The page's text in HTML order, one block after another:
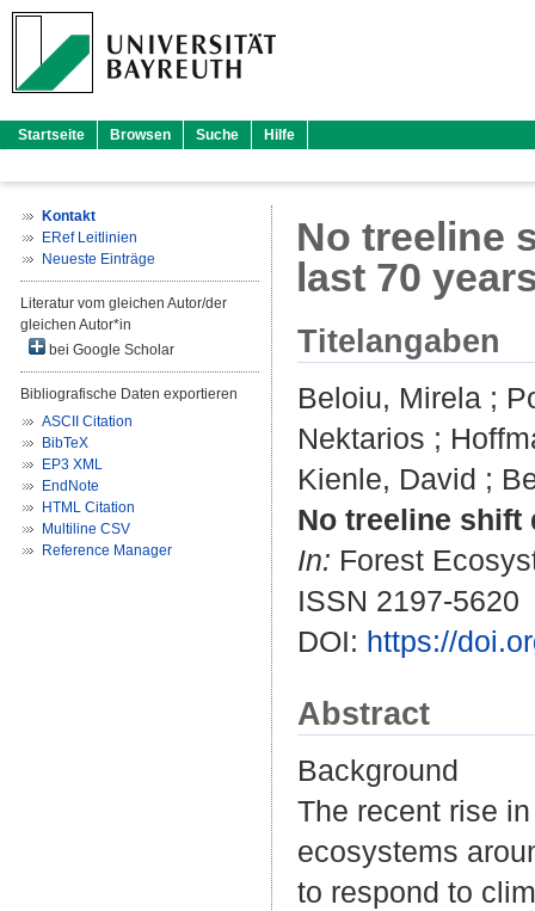
Startseite Browsen Suche Hilfe
Kontakt
ERef Leitlinien
Neueste Einträge
Literatur vom gleichen Autor/der
gleichen Autor*in
bei Google Scholar
Bibliografische Daten exportieren
ASCII Citation
BibTeX
EP3 XML
EndNote
HTML Citation
Multiline CSV
Reference Manager
No treeline
last 70
Titelangaben
Beloiu, Mirela ;
Nektarios ;
Kienle, David ;
No treeline shift
In: Forest
ISSN 2197-5620
DOI: https://
Abstract
Background
The recent rise
ecosystems
to respond to